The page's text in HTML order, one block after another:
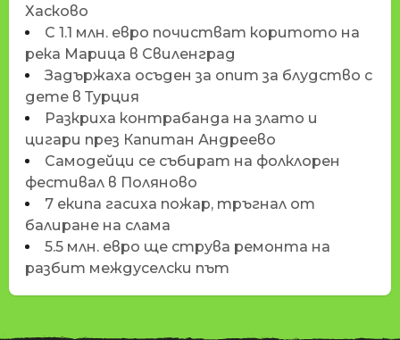
Хасково
С 1.1 млн. евро почистват коритото на
река Марица в Свиленград
Задържаха осъден за опит за блудство с
дете в Турция
Разкриха контрабанда на злато и
цигари през Капитан Андреево
Самодейци се събират на фолклорен
фестивал в Поляново
7 екипа гасиха пожар, тръгнал от
балиране на слама
5.5 млн. евро ще струва ремонта на
разбит междуселски път